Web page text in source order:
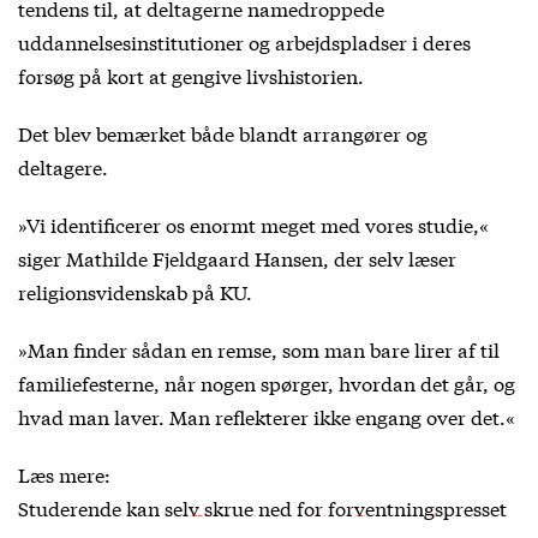
tendens til, at deltagerne namedroppede
uddannelsesinstitutioner og arbejdspladser i deres
forsøg på kort at gengive livshistorien.
Det blev bemærket både blandt arrangører og
deltagere.
»Vi identificerer os enormt meget med vores studie,«
siger Mathilde Fjeldgaard Hansen, der selv læser
religionsvidenskab på KU.
»Man finder sådan en remse, som man bare lirer af til
familiefesterne, når nogen spørger, hvordan det går, og
hvad man laver. Man reflekterer ikke engang over det.«
Læs mere:
Studerende kan selv skrue ned for forventningspresset